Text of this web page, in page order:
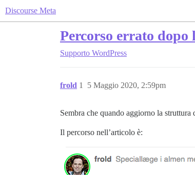
Discourse Meta
Percorso errato
Supporto WordPress
frold 5 Maggio 2020, 2:59pm
1
Sembra che quando aggiorno la
Il percorso nell’articolo è: